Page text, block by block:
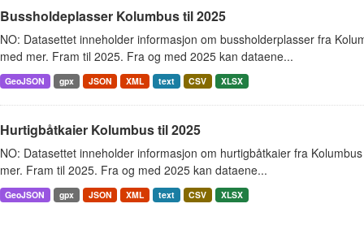
Bussholdeplasser Kolumbus til 2025
NO: Datasettet inneholder informasjon om bussholderplasser fra
med mer. Fram til 2025. Fra og med 2025 kan dataene...
GeoJSON gpx JSON XML text CSV XLSX
Hurtigbåtkaier Kolumbus til 2025
NO: Datasettet inneholder informasjon om hurtigbåtkaier fra
mer. Fram til 2025. Fra og med 2025 kan dataene...
GeoJSON gpx JSON XML text CSV XLSX